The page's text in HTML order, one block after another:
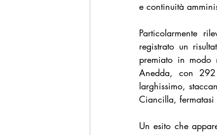
e continuità
Particolarmente
registrato un
premiato in modo
Anedda, con
larghissimo,
Ciancilla,
Un esito che